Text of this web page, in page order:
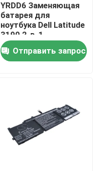
YRDD6 Заменяющая
батарея для
ноутбука Dell Latitude
3190 2-в-1
Отправить запрос